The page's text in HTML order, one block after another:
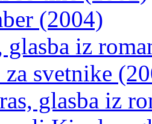
(2004)
glasba iz
za svetnike
glasba iz